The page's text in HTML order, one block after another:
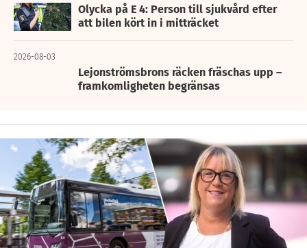
Olycka på E 4: Person till sjukvård efter
att bilen kört in i mitträcket
2026-08-03
Lejonströmsbrons räcken fräschas upp –
framkomligheten begränsas